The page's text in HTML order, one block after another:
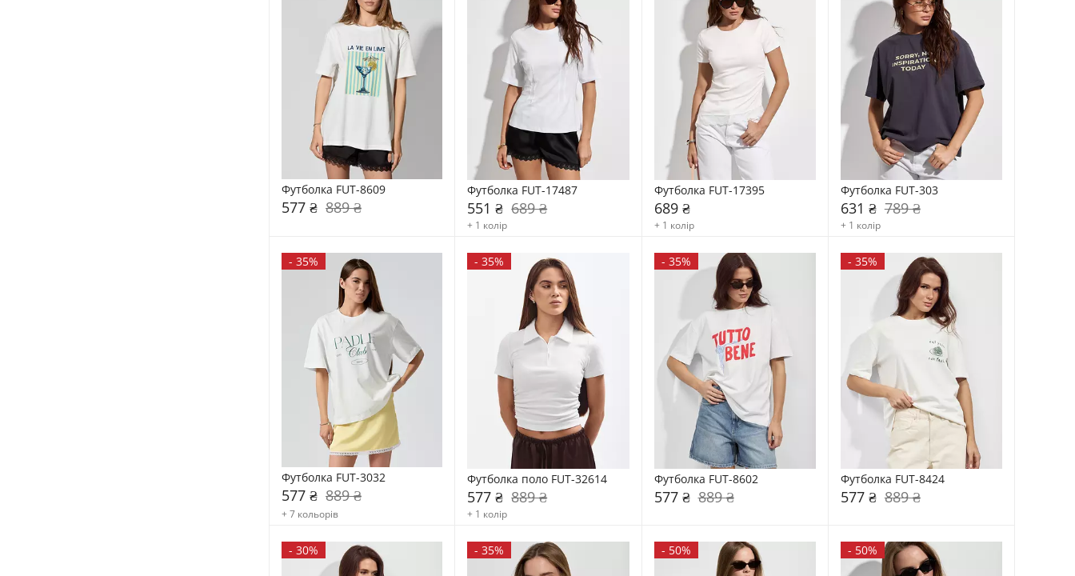
Футболка FUT-8609
577 ₴ 889 ₴
Футболка FUT-17487
551 ₴ 689 ₴
+ 1 колір
Футболка FUT-17395
689 ₴
+ 1 колір
Футболка FUT-303
631 ₴ 789 ₴
+ 1 колір
- 35%
Футболка FUT-3032
577 ₴ 889 ₴
+ 7 кольорів
-35%
Футболка поло FUT-32614
577 ₴ 889 ₴
+ 1 колір
- 35%
Футболка FUT-8602
577 ₴ 889 ₴
- 35%
Футболка FUT-8424
577 ₴ 889 ₴
- 30% -35% - 50% - 50%